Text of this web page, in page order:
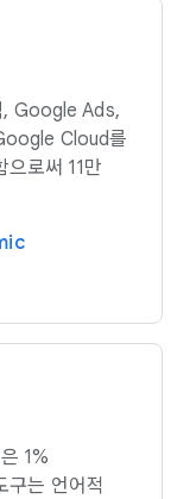
Google Ads,
Cloud를
로써 11만
1%
구는 언어적